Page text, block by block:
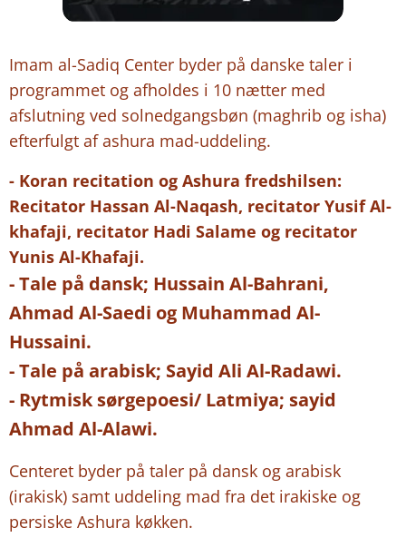
Imam al-Sadiq Center byder på danske taler i
programmet og afholdes i 10 nætter med
afslutning ved solnedgangsbøn (maghrib og isha)
efterfulgt af ashura mad-uddeling.
- Koran recitation og Ashura fredshilsen:
Recitator Hassan Al-Naqash, recitator Yusif Al-
khafaji, recitator Hadi Salame og recitator
Yunis Al-Khafaji.
- Tale på dansk; Hussain Al-Bahrani,
Ahmad Al-Saedi og Muhammad Al-
Hussaini.
- Tale på arabisk; Sayid Ali Al-Radawi.
- Rytmisk sørgepoesi/ Latmiya; sayid
Ahmad Al-Alawi.
Centeret byder på taler på dansk og arabisk
(irakisk) samt uddeling mad fra det irakiske og
persiske Ashura køkken.